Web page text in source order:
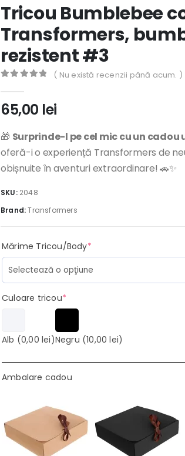
Tricou Bumblebee
Transformers,
rezistent #3
( Nu există recenzii până acum. )
65,00 lei
🎁 Surprinde-l pe cel mic cu un cadou
oferă-i o experiență Transformers de
obișnuite în aventuri extraordinare! 🚗✨
SKU: 2048
Brand:Transformers
Mărime Tricou/Body*(required)
Culoare tricou*(required)
Alb (0,00 lei)Negru (10,00 lei)
Ambalare cadou